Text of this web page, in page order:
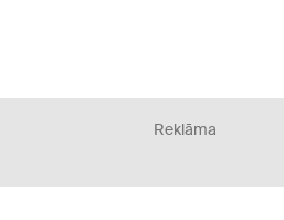
Reklāma